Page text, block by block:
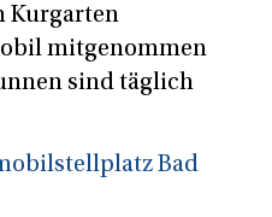
Kurgarten
mitgenommen
sind täglich
Bad